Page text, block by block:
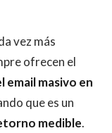
vez más
ofrecen el
email masivo en
que es un
medible.